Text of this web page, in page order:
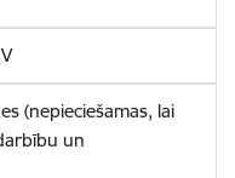
(nepieciešamas, lai
un